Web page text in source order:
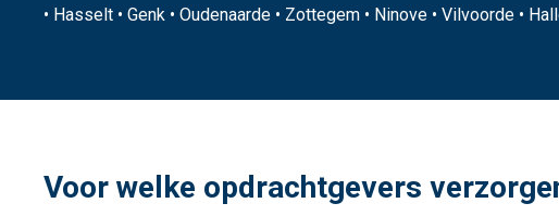
• Hasselt • Genk • Oudenaarde • Zottegem • Ninove • Vilvoorde •
Voor welke opdrachtgevers